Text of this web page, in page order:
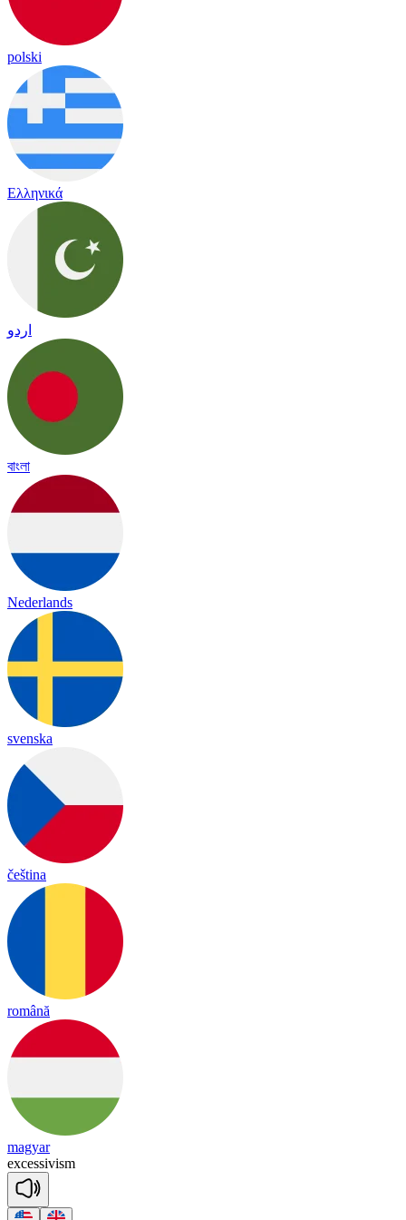
polski
Ελληνικά
اردو
বাংলা
Nederlands
svenska
čeština
română
magyar
excessivism